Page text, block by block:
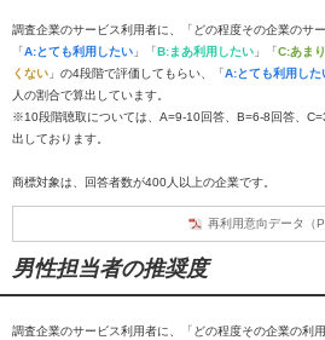
調査企業のサービス利用者に、「どの程度その企業のサ
「A:とても利用したい 」「B:まあ利用したい 」「C:あま
くない 」の4段階で評価してもらい、「A:とても利用した
人の割合で算出しています。
※10段階聴取については、A=9-10回答、B=6-8回答、
出しております。
商標対象は、回答者数が400人以上の企業です。
再利用意向データ（
男性担当者の推奨度
調査企業のサービス利用者に、「どの程度その企業の利